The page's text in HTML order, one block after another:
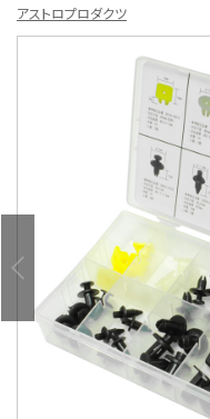
アストロプロダクツ